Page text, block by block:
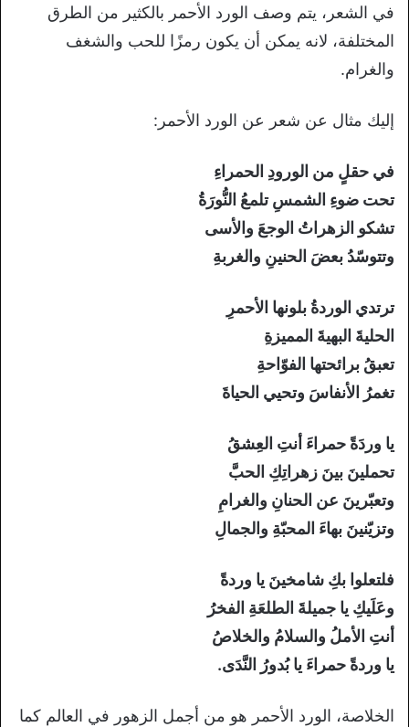
في الشعر، يتم وصف الورد الأحمر بالكثير من الطرق
المختلفة، لانه يمكن أن يكون رمزًا للحب والشغف
والغرام.
إليك مثال عن شعر عن الورد الأحمر:
في حقلٍ من الورودِ الحمراءِ
تحت ضوءِ الشمسِ تلمعُ النُّورَةُ
تشكو الزهراتُ الوجعَ والأسى
وتتوسّدُ بعضَ الحنينِ والغربةِ
ترتدي الوردةُ بلونها الأحمرِ
الحليةَ البهيةَ المميزةِ
تعبقُ برائحتها الفوّاحةِ
تغمرُ الأنفاسَ وتحيي الحياةَ
يا وردَةً حمراءَ أنتِ العِشقُ
تحملينَ بينَ زهراتِكِ الحبَّ
وتعبّرينَ عن الحنانِ والغرامِ
وتزيّنينَ بهاءَ المحبّةِ والجمالِ
فلتعلوا بكِ شامخينَ يا وردةً
وعَلَيكِ يا جميلةَ الطلعَةِ الفخرُ
أنتِ الأملُ والسلامُ والخلاصُ
يا وردةً حمراءَ يا بُدورُ النَّدَى.
الخلاصة، الورد الأحمر هو من أجمل الزهور في العالم كما